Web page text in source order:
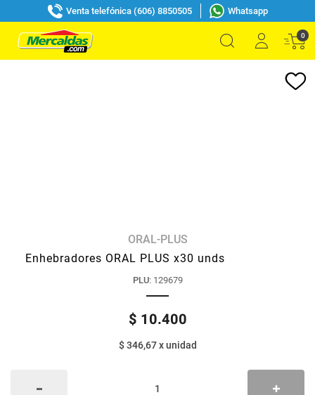
Venta telefónica (606) 8850505 Whatsapp
0
ORAL-PLUS
Enhebradores ORAL PLUS x30 unds
PLU: 129679
$ 10.400
$ 346,67xunidad